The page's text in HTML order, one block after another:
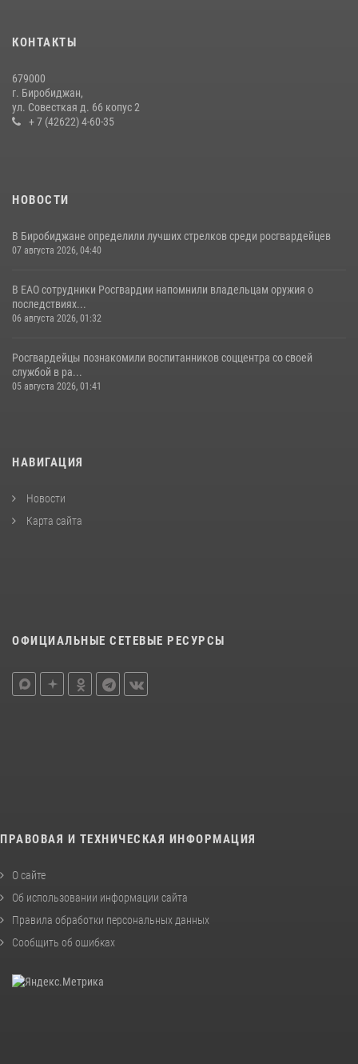
15 июля 2026, 07:12
Первых основам самообороны
13 июля 2026, 02:04 3
КОНТАКТЫ
679000
г. Биробиджан,
ул. Совесткая д. 66 копус 2
+ 7 (42622) 4-60-35
НОВОСТИ
В Биробиджане определили лучших стрелков среди росгвардейцев
07 августа 2026, 04:40
В ЕАО сотрудники Росгвардии напомнили владельцам оружия о
последствиях...
06 августа 2026, 01:32
Росгвардейцы познакомили воспитанников соццентра со своей
службой в ра...
05 августа 2026, 01:41
НАВИГАЦИЯ
Новости
Карта сайта
ОФИЦИАЛЬНЫЕ СЕТЕВЫЕ РЕСУРСЫ
ПРАВОВАЯ И ТЕХНИЧЕСКАЯ ИНФОРМАЦИЯ
О сайте
Об использовании информации сайта
Правила обработки персональных данных
Сообщить об ошибках